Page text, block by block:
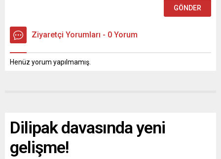
Ziyaretçi Yorumları - 0 Yorum
Henüz yorum yapılmamış.
Dilipak davasında yeni
gelişme!